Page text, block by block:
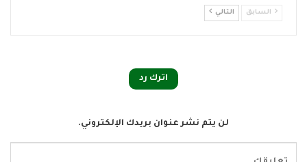
السابق التالي
اترك رد
لن يتم نشر عنوان بريدك الإلكتروني.